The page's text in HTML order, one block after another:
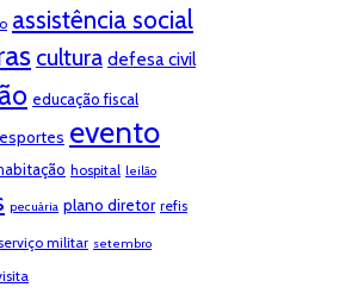
assistência social
cultura defesa civil
educação fiscal
esportes evento
hospital leilão
pecuária plano diretor refis
serviço militar setembro